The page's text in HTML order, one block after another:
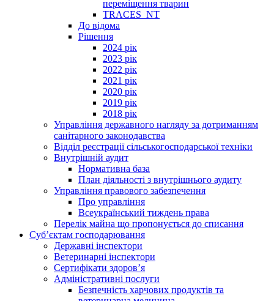
переміщення тварин
TRACES_NT
До відома
Рішення
2024 рік
2023 рік
2022 рік
2021 рік
2020 рік
2019 рік
2018 рік
Управління державного нагляду за дотриманням
санітарного законодавства
Відділ реєстрації сільськогосподарської техніки
Внутрішній аудит
Нормативна база
План діяльності з внутрішнього аудиту
Управління правового забезпечення
Про управління
Всеукраїнський тиждень права
Перелік майна що пропонується до списання
Суб’єктам господарювання
Державні інспектори
Ветеринарні інспектори
Сертифікати здоров’я
Адміністративні послуги
Безпечність харчових продуктів та